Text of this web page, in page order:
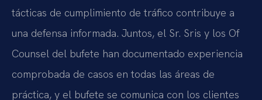
tácticas de cumplimiento de tráfico contribuye a
una defensa informada. Juntos, el Sr. Sris y los Of
Counsel del bufete han documentado experiencia
comprobada de casos en todas las áreas de
práctica, y el bufete se comunica con los clientes